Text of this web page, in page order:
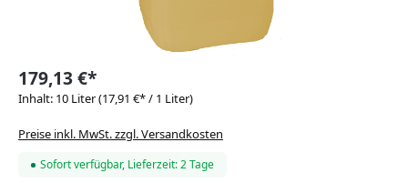
179,13 €*
Inhalt: 10 Liter(17,91 €* / 1 Liter)
Preise inkl. MwSt. zzgl. Versandkosten
Sofort verfügbar, Lieferzeit: 2 Tage